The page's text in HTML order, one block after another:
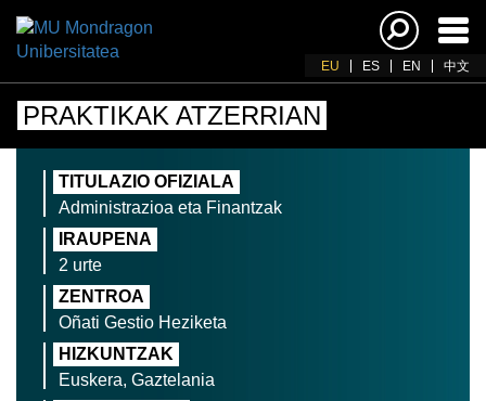
EU ES EN 中文
PRAKTIKAK ATZERRIAN
TITULAZIO OFIZIALA
Administrazioa eta Finantzak
IRAUPENA
2 urte
ZENTROA
Oñati Gestio Heziketa
HIZKUNTZAK
Euskera, Gaztelania